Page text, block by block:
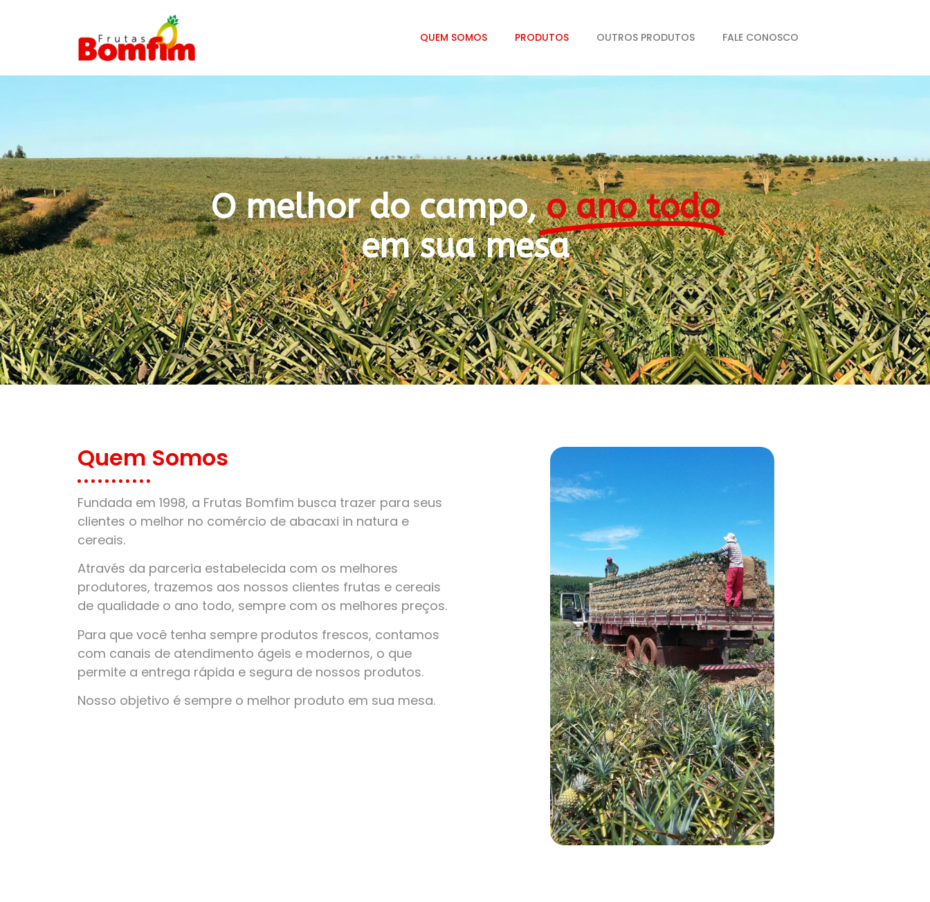
QUEM SOMOS PRODUTOS OUTROS PRODUTOS FALE CONOSCO
O melhor do campo,o ano todo
em sua mesa
Quem Somos
Fundada em 1998, a Frutas Bomfim busca trazer para seus
clientes o melhor no comércio de abacaxi in natura e
cereais.
Através da parceria estabelecida com os melhores
produtores, trazemos aos nossos clientes frutas e cereais
de qualidade o ano todo, sempre com os melhores preços.
Para que você tenha sempre produtos frescos, contamos
com canais de atendimento ágeis e modernos, o que
permite a entrega rápida e segura de nossos produtos.
Nosso objetivo é sempre o melhor produto em sua mesa.